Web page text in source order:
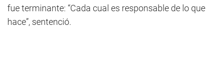
fue terminante: “Cada cual es responsable de lo que
hace”, sentenció.